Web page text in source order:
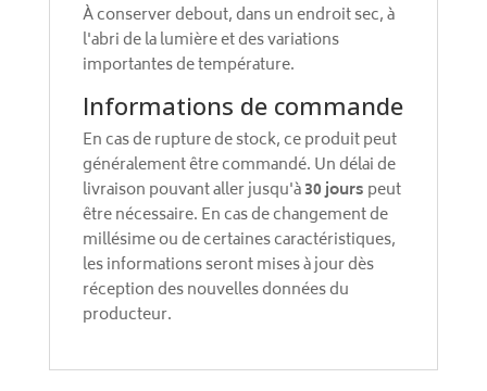
À conserver debout, dans un endroit sec, à
l'abri de la lumière et des variations
importantes de température.
Informations de commande
En cas de rupture de stock, ce produit peut
généralement être commandé. Un délai de
livraison pouvant aller jusqu'à30 jours peut
être nécessaire. En cas de changement de
millésime ou de certaines caractéristiques,
les informations seront mises à jour dès
réception des nouvelles données du
producteur.